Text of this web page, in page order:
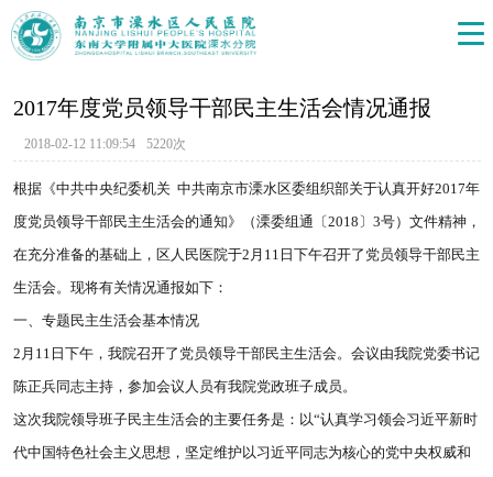
2017年度党员领导干部民主生活会情况通报
2018-02-12 11:09:54 5220次
根据《中共中央纪委机关 中共南京市溧水区委组织部关于认真开好2017年
度党员领导干部民主生活会的通知》（溧委组通〔2018〕3号）文件精神，
在充分准备的基础上，区人民医院于2月11日下午召开了党员领导干部民主
生活会。现将有关情况通报如下：
一、专题民主生活会基本情况
2月11日下午，我院召开了党员领导干部民主生活会。会议由我院党委书记
陈正兵同志主持，参加会议人员有我院党政班子成员。
这次我院领导班子民主生活会的主要任务是：以“认真学习领会习近平新时
代中国特色社会主义思想，坚定维护以习近平同志为核心的党中央权威和